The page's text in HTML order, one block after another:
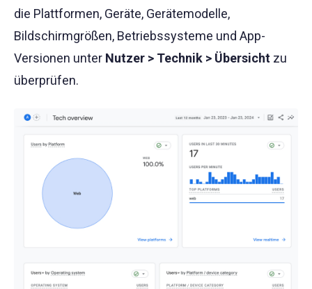
die Plattformen, Geräte, Gerätemodelle,
Bildschirmgrößen, Betriebssysteme und App-
Versionen unter Nutzer > Technik > Übersicht zu
überprüfen.